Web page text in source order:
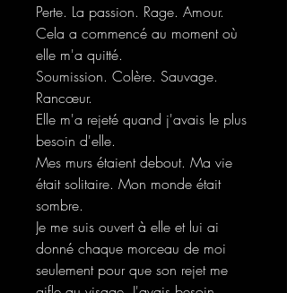
Perte. La passion. Rage. Amour.
Cela a commencé au moment où
elle m'a quitté.
Soumission. Colère. Sauvage.
Rancœur.
Elle m'a rejeté quand j'avais le plus
besoin d'elle.
Mes murs étaient debout. Ma vie
était solitaire. Mon monde était
sombre.
Je me suis ouvert à elle et lui ai
donné chaque morceau de moi
seulement pour que son rejet me